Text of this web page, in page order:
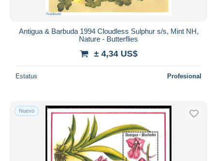
Antigua & Barbuda 1994 Cloudless Sulphur s/s, Mint NH,
Nature - Butterflies
± 4,34 US$
Estatus Profesional
Nuevo